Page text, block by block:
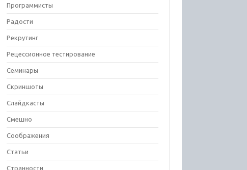
Программисты
Радости
Рекрутинг
Рецессионное тестирование
Семинары
Скриншоты
Слайдкасты
Смешно
Соображения
Статьи
Странности